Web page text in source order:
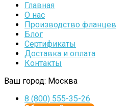
Главная
О нас
Производство фланцев
Блог
Сертификаты
Доставка и оплата
Контакты
Ваш город: Москва
8 (800) 555-35-26